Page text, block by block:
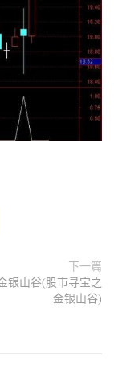
下一篇
银山谷(股市寻宝之
金银山谷)